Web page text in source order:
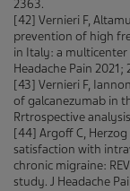
2363.
[42] Vernieri F,
prevention of high
in Italy: a multicenter
Headache Pain 2021;
[43] Vernieri F,
of galcanezumab in
Rrtrospective
[44] Argoff C, Herzog
satisfaction with
chronic migraine:
study. J Headache